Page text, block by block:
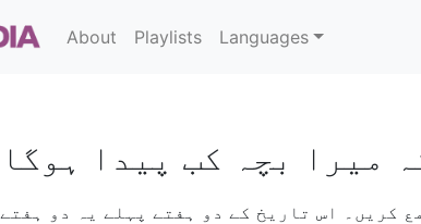
About Playlists Languages
ميرا بچہ کب پيدا ہوگا
خون بہنے کی پہلی تاريخ ميں ۹ مہينے اور ۷ دن جمع کريں۔ اس تاريخ کے دو ہفتے پہلے يہ دو ہفتے